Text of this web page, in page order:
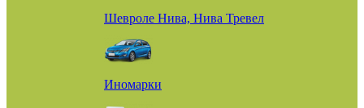
Шевроле Нива, Нива Тревел
Иномарки